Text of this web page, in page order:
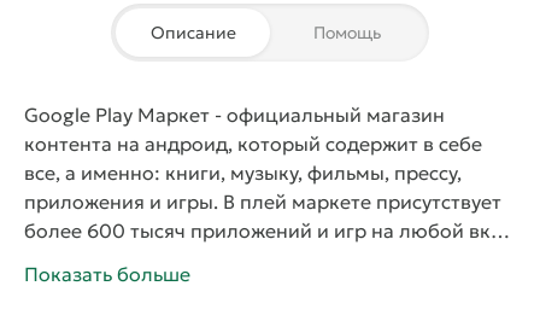
Описание Помощь
Google Play Маркет - официальный магазин
контента на андроид, который содержит в себе
все, а именно: книги, музыку, фильмы, прессу,
приложения и игры. В плей маркете присутствует
более 600 тысяч приложений и игр на любой вкус,
этой программе теперь каждый пользователь
Показать больше